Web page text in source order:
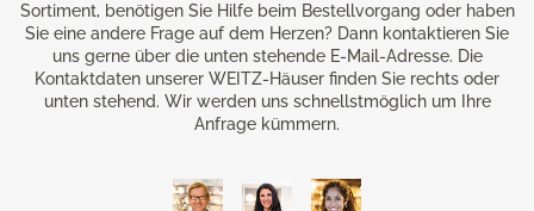
Sortiment, benötigen Sie Hilfe beim Bestellvorgang oder haben
Sie eine andere Frage auf dem Herzen? Dann kontaktieren Sie
uns gerne über die unten stehende E-Mail-Adresse. Die
Kontaktdaten unserer WEITZ-Häuser finden Sie rechts oder
unten stehend. Wir werden uns schnellstmöglich um Ihre
Anfrage kümmern.